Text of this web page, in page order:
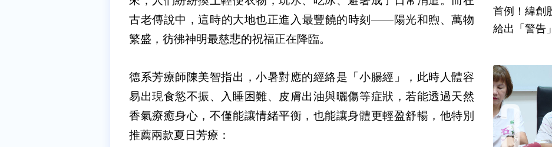
古老傳說中，這時的大地也正進入最豐饒的時刻——陽光和煦、萬物
繁盛，彷彿神明最慈悲的祝福正在降臨。
德系芳療師陳美智指出，小暑對應的經絡是「小腸經」，此時人體容
易出現食慾不振、入睡困難、皮膚出油與曬傷等症狀，若能透過天然
香氣療癒身心，不僅能讓情緒平衡，也能讓身體更輕盈舒暢，他特別
推薦兩款夏日芳療：
首例！緯創
給出「警告」